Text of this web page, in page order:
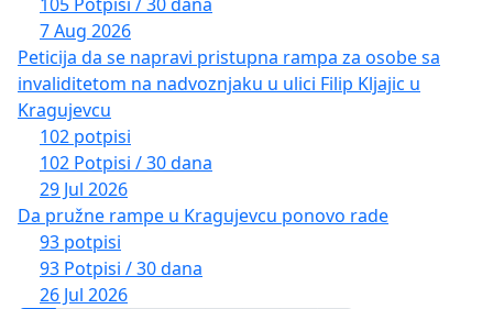
7 Aug 2026
Peticija da se napravi pristupna rampa za osobe sa
invaliditetom na nadvoznjaku u ulici Filip Kljajic u
Kragujevcu
102 potpisi
102 Potpisi / 30 dana
29 Jul 2026
Da pružne rampe u Kragujevcu ponovo rade
93 potpisi
93 Potpisi / 30 dana
26 Jul 2026